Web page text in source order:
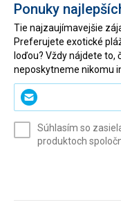
Ponuky
Tie najzaujímavejšie
Preferujete exotické
loďou? Vždy nájdete to,
neposkytneme nikomu
Zadajte
svoj
(povinné)
Súhlasím so
produktoch